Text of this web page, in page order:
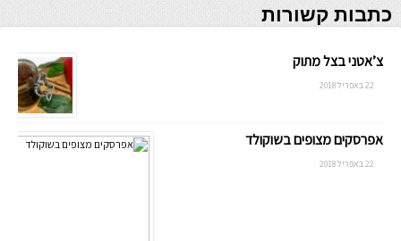
כתבות קשורות
צ’אטני בצל מתוק
22 באפריל 2018
אפרסקים מצופים בשוקולד
22 באפריל 2018